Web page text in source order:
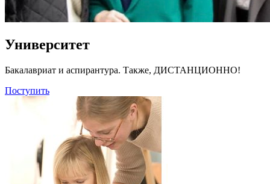
Университет
Бакалавриат и аспирантура. Также, ДИСТАНЦИОННО!
Поступить